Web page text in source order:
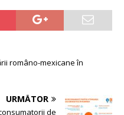
româno-mexicane în
URMĂTOR
de